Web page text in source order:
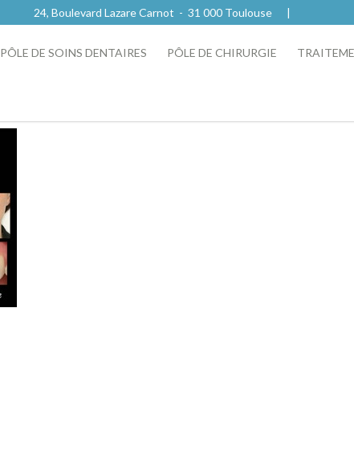
24, Boulevard Lazare Carnot - 31 000 Toulouse |
PÔLE DE SOINS DENTAIRES PÔLE DE CHIRURGIE